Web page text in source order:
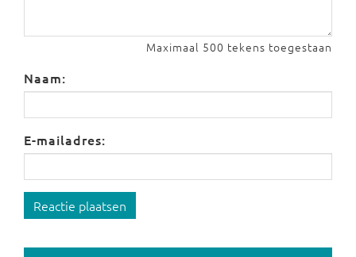
Maximaal 500 tekens toegestaan
Naam:
E-mailadres:
Reactie plaatsen